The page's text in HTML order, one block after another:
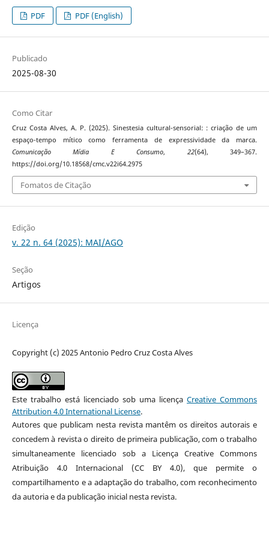
PDF PDF (English)
Publicado
2025-08-30
Como Citar
Cruz Costa Alves, A. P. (2025). Sinestesia cultural-sensorial: : criação de um
espaço-tempo mítico como ferramenta de expressividade da marca.
Comunicação Mídia E Consumo, 22(64), 349–367.
https://doi.org/10.18568/cmc.v22i64.2975
Fomatos de Citação
Edição
v. 22 n. 64 (2025): MAI/AGO
Seção
Artigos
Licença
Copyright (c) 2025 Antonio Pedro Cruz Costa Alves
Este trabalho está licenciado sob uma licençaCreative Commons
Attribution 4.0 International License.
Autores que publicam nesta revista mantêm os direitos autorais e
concedem à revista o direito de primeira publicação, com o trabalho
simultaneamente licenciado sob a Licença Creative Commons
Atribuição 4.0 Internacional (CC BY 4.0), que permite o
compartilhamento e a adaptação do trabalho, com reconhecimento
da autoria e da publicação inicial nesta revista.